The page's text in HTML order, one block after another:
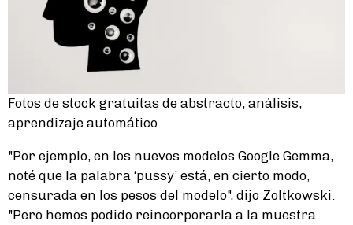
Fotos de stock gratuitas de abstracto, análisis,
aprendizaje automático
"Por ejemplo, en los nuevos modelos Google Gemma,
noté que la palabra ‘pussy’ está, en cierto modo,
censurada en los pesos del modelo", dijo Zoltkowski.
"Pero hemos podido reincorporarla a la muestra.